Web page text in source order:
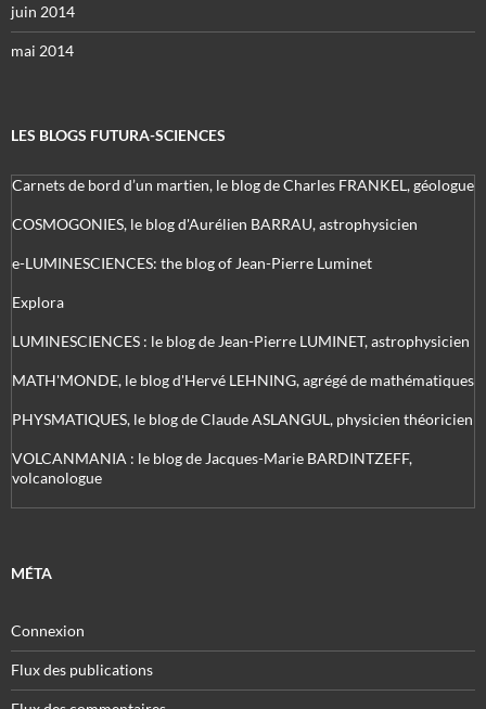
juin 2014
mai 2014
LES BLOGS FUTURA-SCIENCES
Carnets de bord d’un martien, le blog de Charles FRANKEL, géologue
COSMOGONIES, le blog d'Aurélien BARRAU, astrophysicien
e-LUMINESCIENCES: the blog of Jean-Pierre Luminet
Explora
LUMINESCIENCES : le blog de Jean-Pierre LUMINET, astrophysicien
MATH'MONDE, le blog d'Hervé LEHNING, agrégé de mathématiques
PHYSMATIQUES, le blog de Claude ASLANGUL, physicien théoricien
VOLCANMANIA : le blog de Jacques-Marie BARDINTZEFF,
volcanologue
MÉTA
Connexion
Flux des publications